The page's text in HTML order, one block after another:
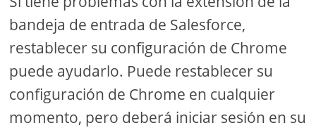
bandeja de entrada de Salesforce,
restablecer su configuración de Chrome
puede ayudarlo. Puede restablecer su
configuración de Chrome en cualquier
momento, pero deberá iniciar sesión en su